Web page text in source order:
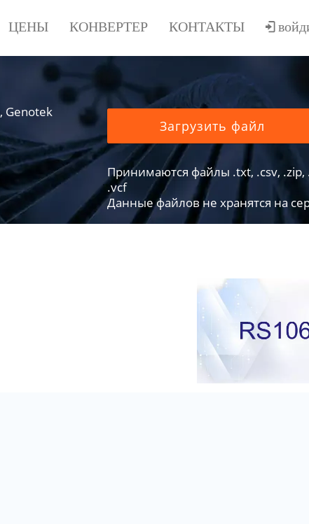
ЦЕНЫ КОНВЕРТЕР КОНТАКТЫ
Genotek
Загрузить файл
Принимаются файлы .txt, .csv, .zip,
.vcf
Данные файлов не хранятся на